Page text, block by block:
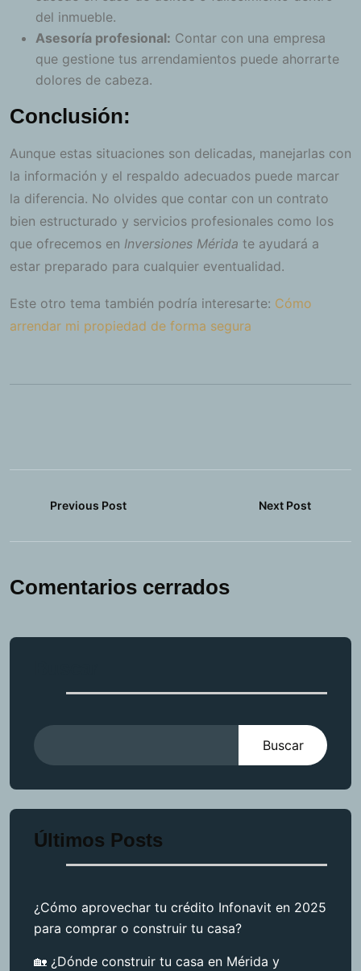
del inmueble.
Asesoría profesional: Contar con una empresa
que gestione tus arrendamientos puede ahorrarte
dolores de cabeza.
Conclusión:
Aunque estas situaciones son delicadas, manejarlas con
la información y el respaldo adecuados puede marcar
la diferencia. No olvides que contar con un contrato
bien estructurado y servicios profesionales como los
que ofrecemos en Inversiones Mérida te ayudará a
estar preparado para cualquier eventualidad.
Este otro tema también podría interesarte: Cómo
arrendar mi propiedad de forma segura
Previous Post Next Post
Comentarios cerrados
Buscar
Últimos Posts
¿Cómo aprovechar tu crédito Infonavit en 2025
para comprar o construir tu casa?
🏡 ¿Dónde construir tu casa en Mérida y